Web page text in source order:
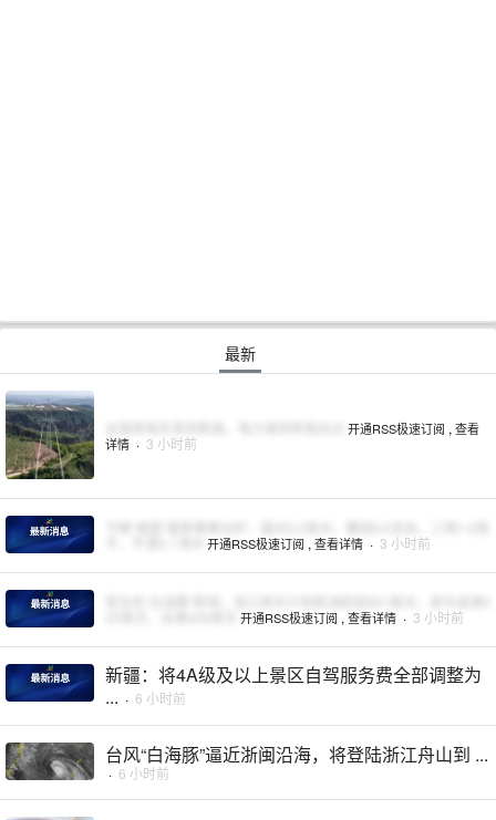
最新
开通RSS极速订阅 , 查看
详情 · 3 小时前
开通RSS极速订阅 , 查看详情 · 3 小时前
开通RSS极速订阅 , 查看详情 · 3 小时前
新疆：将4A级及以上景区自驾服务费全部调整为
... · 6 小时前
台风“白海豚”逼近浙闽沿海，将登陆浙江舟山到 ...
· 6 小时前